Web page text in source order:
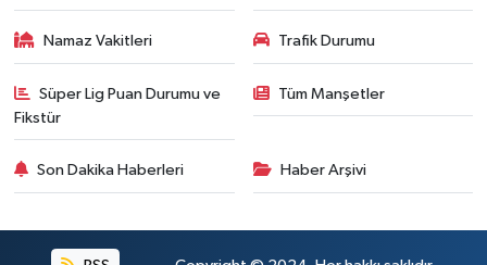
Namaz Vakitleri Trafik Durumu
Süper Lig Puan Durumu ve
Fikstür
Tüm Manşetler
Son Dakika Haberleri Haber Arşivi